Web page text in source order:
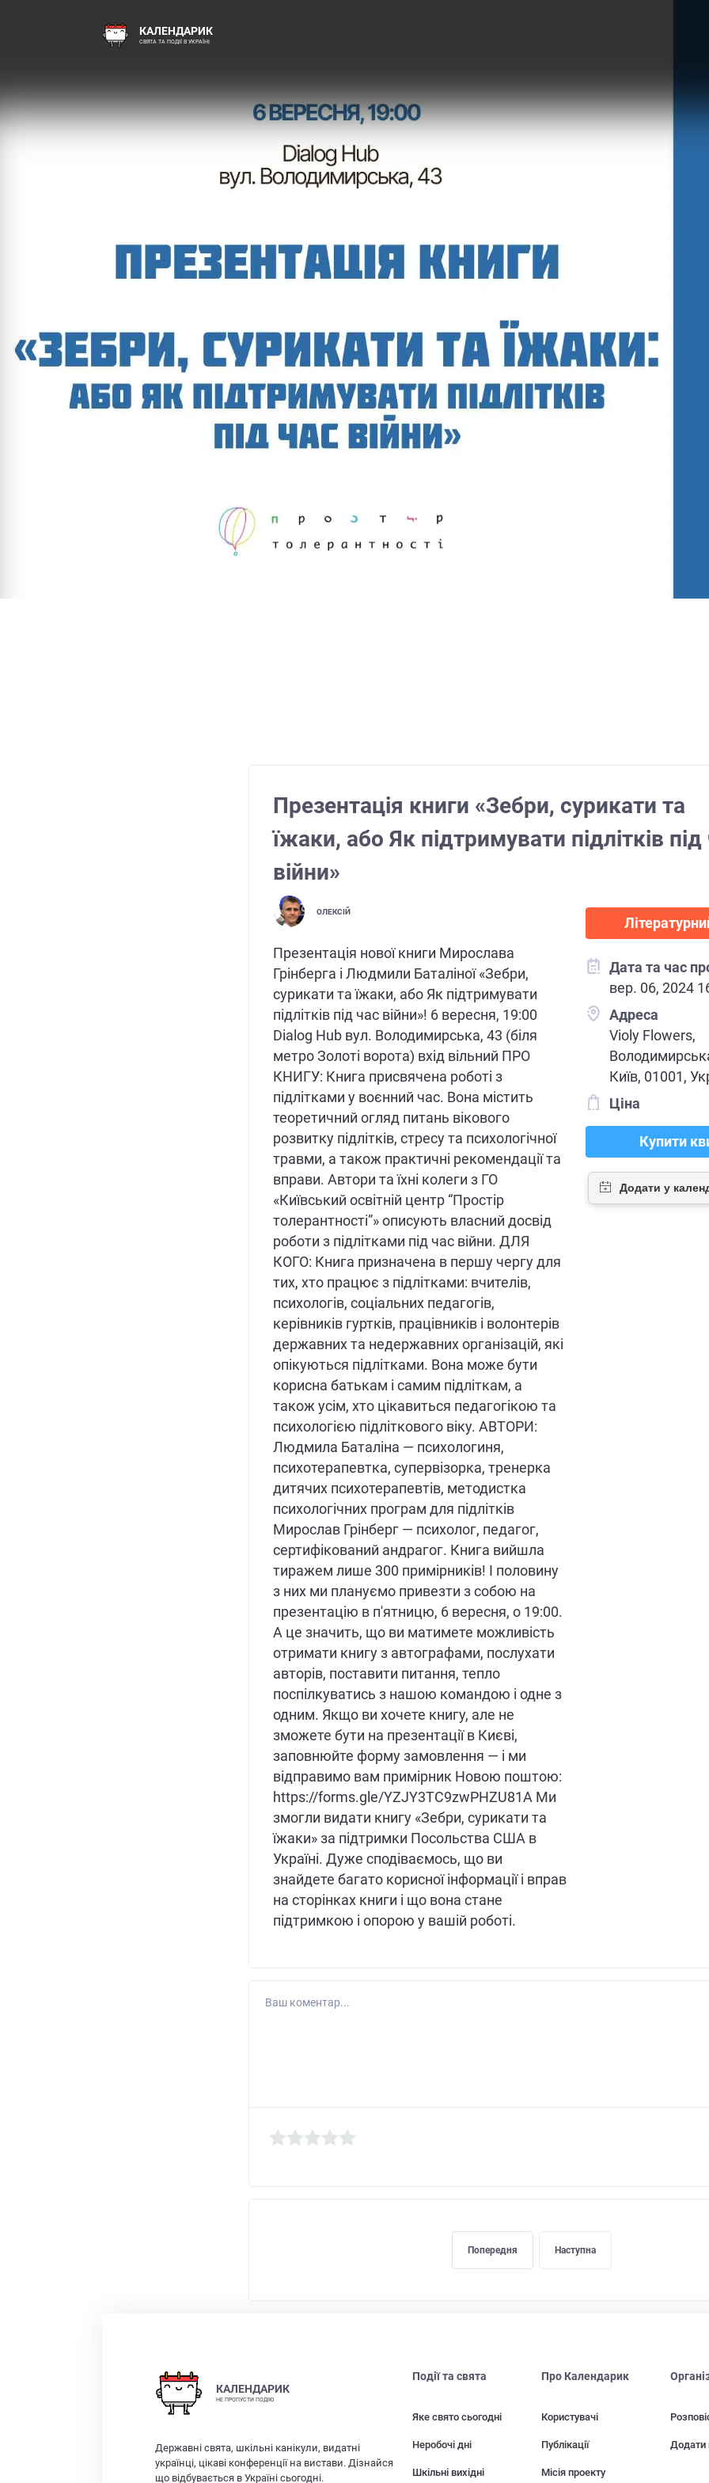
КАЛЕНДАРИК
СВЯТА ТА ПОДІЇ В УКРАЇНІ
Презентація книги «Зебри, сурикати та
їжаки, або Як підтримувати підлітків під
війни»
ОЛЕКСІЙ
Презентація нової книги Мирослава
Грінберга і Людмили Баталіної «Зебри,
сурикати та їжаки, або Як підтримувати
підлітків під час війни»! 6 вересня, 19:00
Dialog Hub вул. Володимирська, 43 (біля
метро Золоті ворота) вхід вільний ПРО
КНИГУ: Книга присвячена роботі з
підлітками у воєнний час. Вона містить
теоретичний огляд питань вікового
розвитку підлітків, стресу та психологічної
травми, а також практичні рекомендації та
вправи. Автори та їхні колеги з ГО
«Київський освітній центр “Простір
толерантності”» описують власний досвід
роботи з підлітками під час війни. ДЛЯ
КОГО: Книга призначена в першу чергу для
тих, хто працює з підлітками: вчителів,
психологів, соціальних педагогів,
керівників гуртків, працівників і волонтерів
державних та недержавних організацій, які
опікуються підлітками. Вона може бути
корисна батькам і самим підліткам, а
також усім, хто цікавиться педагогікою та
психологією підліткового віку. АВТОРИ:
Людмила Баталіна — психологиня,
психотерапевтка, супервізорка, тренерка
дитячих психотерапевтів, методистка
психологічних програм для підлітків
Мирослав Грінберг — психолог, педагог,
сертифікований андрагог. Книга вийшла
тиражем лише 300 примірників! І половину
з них ми плануємо привезти з собою на
презентацію в п'ятницю, 6 вересня, о 19:00.
А це значить, що ви матимете можливість
отримати книгу з автографами, послухати
авторів, поставити питання, тепло
поспілкуватись з нашою командою і одне з
одним. Якщо ви хочете книгу, але не
зможете бути на презентації в Києві,
заповнюйте форму замовлення — і ми
відправимо вам примірник Новою поштою:
https://forms.gle/YZJY3TC9zwPHZU81A Ми
змогли видати книгу «Зебри, сурикати та
їжаки» за підтримки Посольства США в
Україні. Дуже сподіваємось, що ви
знайдете багато корисної інформації і вправ
на сторінках книги і що вона стане
підтримкою і опорою у вашій роботі.
Дата та час
вер. 06, 2024
Адреса
Violy Flowers,
Київ, 01001,
Ціна
Купити
Ваш коментар...
Попередня Наступна
КАЛЕНДАРИК
НЕ ПРОПУСТИ ПОДІЮ
Державні свята, шкільні канікули, видатні
українці, цікаві конференції на вистави. Дізнайся
що відбувається в Україні сьогодні.
Події та свята
Яке свято сьогодні
Неробочі дні
Шкільні вихідні
Про Календарик
Користувачі
Публікації
Місія проекту
Додати